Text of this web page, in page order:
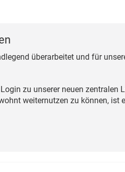
Personen & Positionen
Unternehmen & Märkte
Fahrzeuge & Komponenten
überarbeitet und für
zu unserer neuen
weiternutzen zu können,